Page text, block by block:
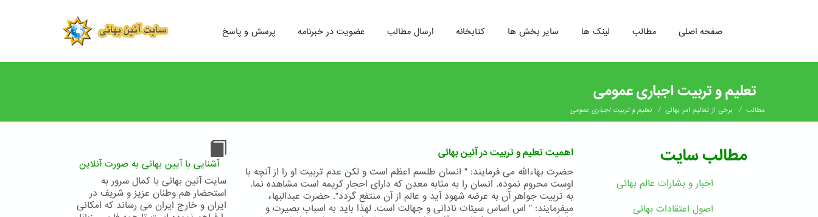
رفتن
پرسش و پاسخ عضویت در خبرنامه ارسال مطالب کتابخانه سایر بخش ها لینک ها مطالب صفحه اصلی
تعلیم و تربیت اجباری عمومی
مطالب / برخی از تعالیم امر بهائی / تعلیم و تربیت اجباری عمومی
اهمیت تعلیم و تربیت در آئین بهائی
حضرت بهاءالله می فرمایند: " انسان طلسم اعظم است و لکن عدم تربیت او را از آنچه با
اوست محروم نموده. انسان را به مثابه معدن که دارای احجار کریمه است مشاهده نما.
به تربیت جواهر آن به عرضه شهود آید و عالم از آن منتفع گردد". حضرت عبدالبهاء
میفرمایند: " اس اساس سیئات نادانی و جهالت است. لهذا باید به اسباب بصیرت و
آشنایی با آیین بهائی به صورت آنلاین
سایت آئین بهائی با کمال سرور به
استحضار هم وطنان عزیز و شریف در
ایران و خارج ایران می رساند که امکانی
مطالب سایت
اخبار و بشارات عالم بهائى
اصول اعتقادات بهائی